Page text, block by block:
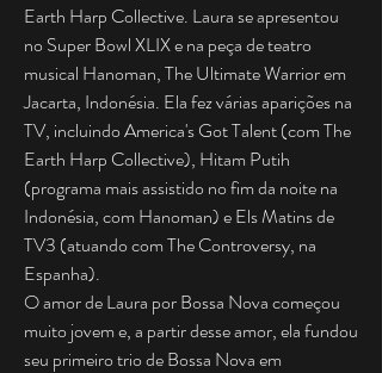
Earth Harp Collective. Laura se apresentou
no Super Bowl XLIX e na peça de teatro
musical Hanoman, The Ultimate Warrior em
Jacarta, Indonésia. Ela fez várias aparições na
TV, incluindo America's Got Talent (com The
Earth Harp Collective), Hitam Putih
(programa mais assistido no fim da noite na
Indonésia, com Hanoman) e Els Matins de
TV3 (atuando com The Controversy, na
Espanha).
O amor de Laura por Bossa Nova começou
muito jovem e, a partir desse amor, ela fundou
seu primeiro trio de Bossa Nova em